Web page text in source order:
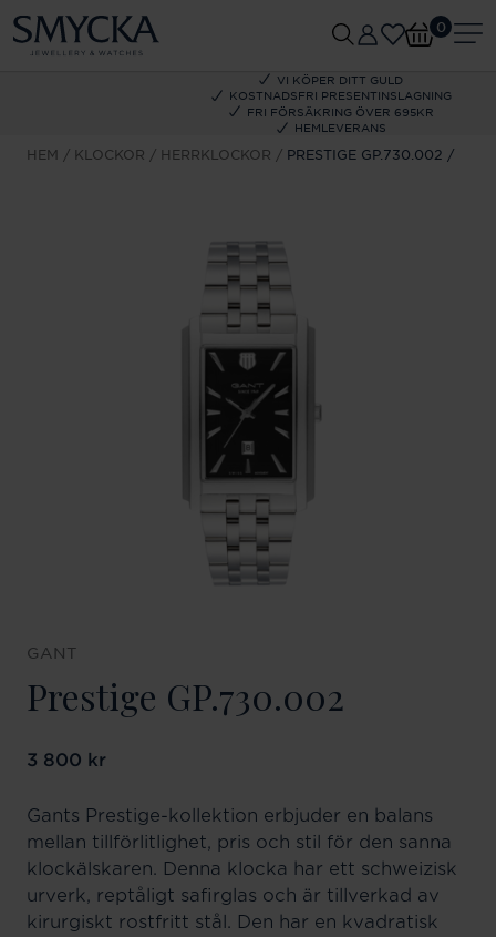
VI KÖPER DITT GULD
KOSTNADSFRI PRESENTINSLAGNING
FRI FÖRSÄKRING ÖVER 695KR
HEMLEVERANS
0
HEM KLOCKOR HERRKLOCKOR PRESTIGE GP.730.002
GANT
Prestige GP.730.002
Pris:3 800 kr
3 800 kr
Gants Prestige-kollektion erbjuder en balans
mellan tillförlitlighet, pris och stil för den sanna
klockälskaren. Denna klocka har ett schweizisk
urverk, reptåligt safirglas och är tillverkad av
kirurgiskt rostfritt stål. Den har en kvadratisk